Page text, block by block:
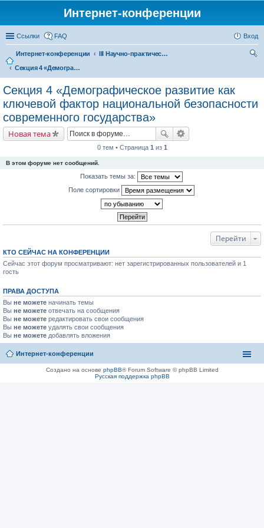
Интернет-конференции
Ссылки FAQ Вход
Интернет-конференции
III Научно-практическая интернет-конференция «Глобальные вызовы и региональное развитие в зеркале социологических измерений»
Секция 4 «Демографическое развитие как ключевой фактор национальной безопасности современного государства»
Секция 4 «Демографическое развитие как
ключевой фактор национальной безопасности
современного государства»
Новая тема
0 тем • Страница 1 из 1
В этом форуме нет сообщений.
Показать темы за:
Поле сортировки
Перейти
КТО СЕЙЧАС НА КОНФЕРЕНЦИИ
Сейчас этот форум просматривают: нет зарегистрированных пользователей и 1
гость
ПРАВА ДОСТУПА
Вы не можете начинать темы
Вы не можете отвечать на сообщения
Вы не можете редактировать свои сообщения
Вы не можете удалять свои сообщения
Вы не можете добавлять вложения
Интернет-конференции
Создано на основе phpBB® Forum Software © phpBB Limited
Русская поддержка phpBB